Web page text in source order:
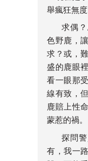
舉瘋狂無
求偶？
色野鹿，
求？或，
盛的鹿眼
看一眼那
線有致，
鹿賠上性
蒙惹的禍。
探問警
有，我一